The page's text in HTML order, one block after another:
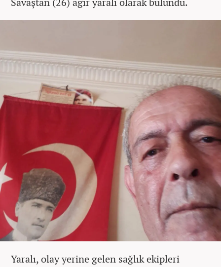
Yaralı, olay yerine gelen sağlık ekipleri